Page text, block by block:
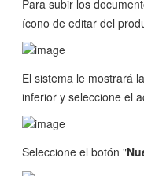
Para subir los
ícono de editar del
El sistema le mostrará
inferior y seleccione el
Seleccione el botón "